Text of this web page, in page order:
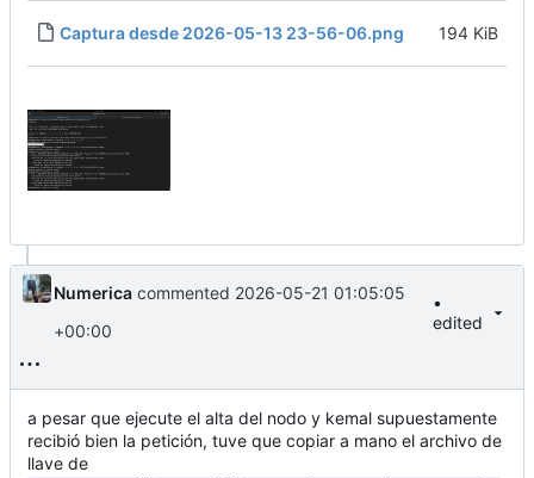
Captura desde 2026-05-13 23-56-06.png 194 KiB
Numerica commented 2026-05-21 01:05:05
+00:00
•
edited
a pesar que ejecute el alta del nodo y kemal supuestamente
recibió bien la petición, tuve que copiar a mano el archivo de
llave de